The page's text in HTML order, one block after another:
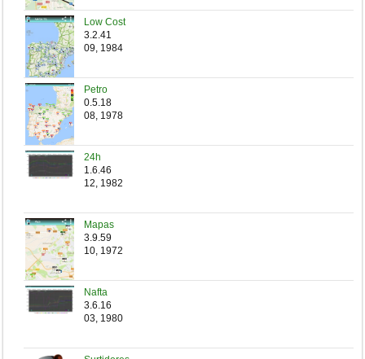
Low Cost
3.2.41
09, 1984
Petro
0.5.18
08, 1978
24h
1.6.46
12, 1982
Mapas
3.9.59
10, 1972
Nafta
3.6.16
03, 1980